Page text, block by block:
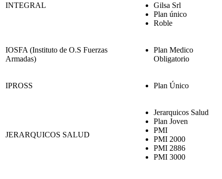
INTEGRAL
Gilsa Srl
Plan único
Roble
IOSFA (Instituto de O.S Fuerzas
Armadas)
Plan Medico
Obligatorio
IPROSS Plan Único
JERARQUICOS SALUD
Jerarquicos Salud
Plan Joven
PMI
PMI 2000
PMI 2886
PMI 3000